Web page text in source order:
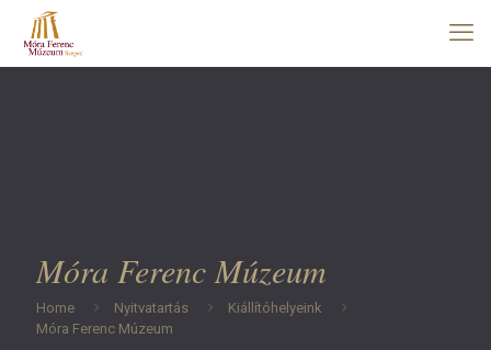
Móra Ferenc Múzeum
Home Nyitvatartás
Kiállítóhelyeink
Móra Ferenc Múzeum